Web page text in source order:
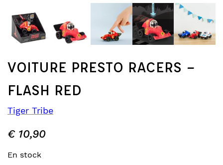
VOITURE PRESTO RACERS –
FLASH RED
Tiger Tribe
€10,90
En stock